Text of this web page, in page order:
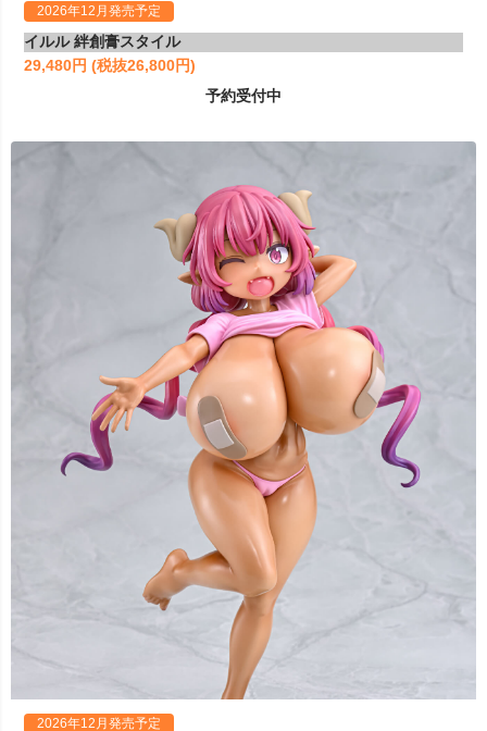
2026年12月発売予定
イルル 絆創膏スタイル
29,480円 (税抜26,800円)
予約受付中
2026年12月発売予定